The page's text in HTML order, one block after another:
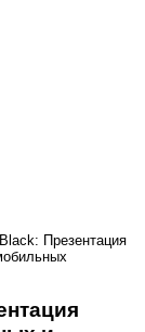
Презентация